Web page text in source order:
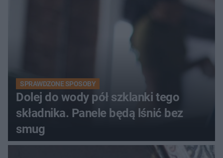
SPRAWDZONE SPOSOBY
Dolej do wody pół szklanki tego
składnika. Panele będą lśnić bez
smug